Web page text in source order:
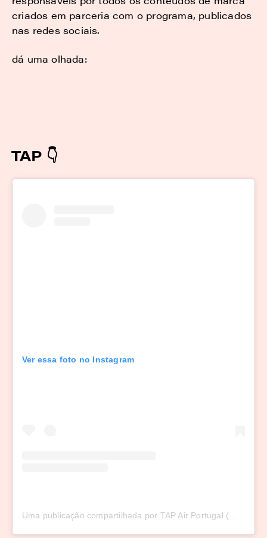
criados em parceria com o programa, publicados
nas redes sociais.
dá uma olhada:
TAP 👇
Ver essa foto no Instagram